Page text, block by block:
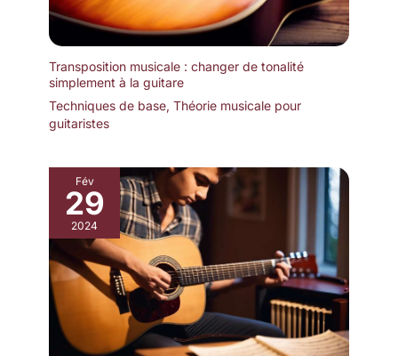
Transposition musicale : changer de tonalité
simplement à la guitare
Techniques de base, Théorie musicale pour
guitaristes
Fév
29
2024